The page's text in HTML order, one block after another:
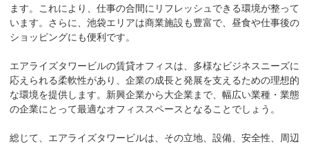
ます。これにより、仕事の合間にリフレッシュできる環境が整って
います。さらに、池袋エリアは商業施設も豊富で、昼食や仕事後の
ショッピングにも便利です。
エアライズタワービルの賃貸オフィスは、多様なビジネスニーズに
応えられる柔軟性があり、企業の成長と発展を支えるための理想的
な環境を提供します。新興企業から大企業まで、幅広い業種・業態
の企業にとって最適なオフィススペースとなることでしょう。
総じて、エアライズタワービルは、その立地、設備、安全性、周辺